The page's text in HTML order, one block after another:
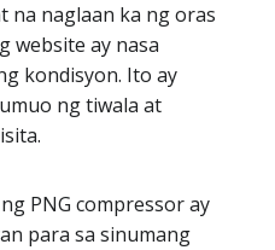
na naglaan ka ng oras
website ay nasa
kondisyon. Ito ay
ng tiwala at
PNG compressor ay
para sa sinumang